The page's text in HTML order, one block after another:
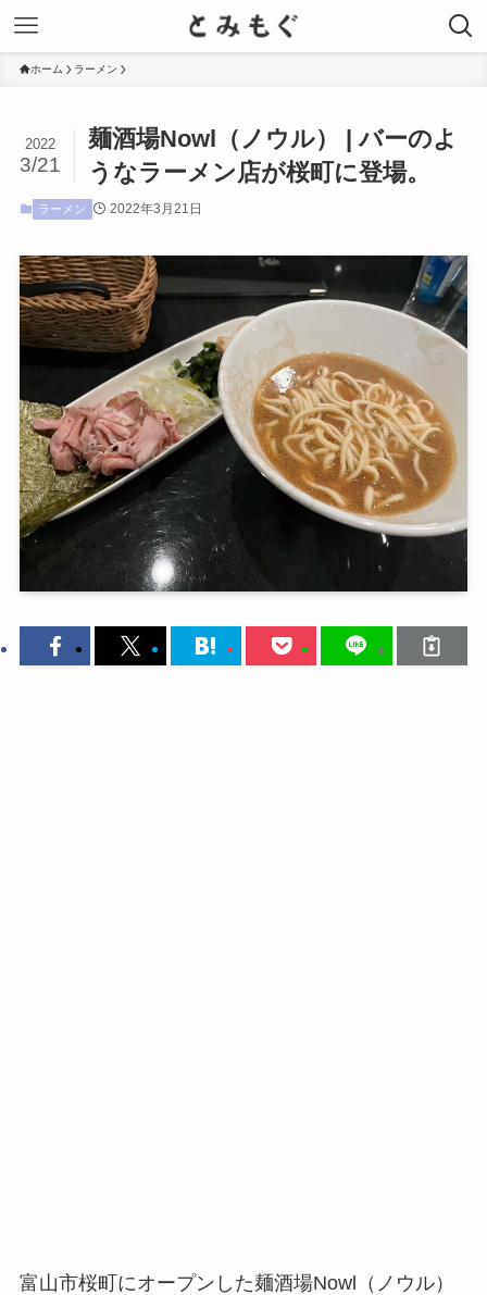
ホーム ラーメン
麺酒場Nowl（ノウル） | バーのよ
うなラーメン店が桜町に登場。
2022
3/21
ラーメン 2022年3月21日
富山市桜町にオープンした麺酒場Nowl（ノウル）